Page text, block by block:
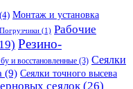
(4) Монтаж и установка
Погрузчики (1) Рабочие
Резино-
и восстановленные (3) Сеялки
(9) Сеялки точного высева
сеялок (26)